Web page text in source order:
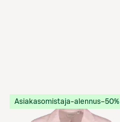
Asiakasomistaja-alennus−50%